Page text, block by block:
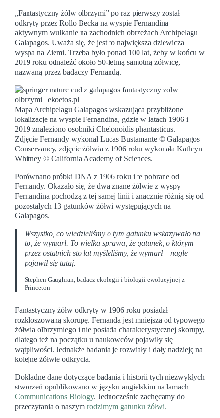
„Fantastyczny żółw olbrzymi” po raz pierwszy został
odkryty przez Rollo Becka na wyspie Fernandina –
aktywnym wulkanie na zachodnich obrzeżach Archipelagu
Galapagos. Uważa się, że jest to największa dziewicza
wyspa na Ziemi. Trzeba było ponad 100 lat, żeby w końcu w
2019 roku odnaleźć około 50-letnią samotną żółwicę,
nazwaną przez badaczy Fernandą.
Mapa Archipelagu Galapagos wskazująca przybliżone
lokalizacje na wyspie Fernandina, gdzie w latach 1906 i
2019 znaleziono osobniki Chelonoidis phantasticus.
Zdjęcie Fernandy wykonał Lucas Bustamante © Galapagos
Conservancy, zdjęcie żółwia z 1906 roku wykonała Kathryn
Whitney © California Academy of Sciences.
Porównano próbki DNA z 1906 roku i te pobrane od
Fernandy. Okazało się, że dwa znane żółwie z wyspy
Fernandina pochodzą z tej samej linii i znacznie różnią się od
pozostałych 13 gatunków żółwi występujących na
Galapagos.
Wszystko, co wiedzieliśmy o tym gatunku wskazywało na
to, że wymarł. To wielka sprawa, że gatunek, o którym
przez ostatnich sto lat myśleliśmy, że wymarł – nagle
pojawił się tutaj.
Stephen Gaughran, badacz ekologii i biologii ewolucyjnej z
Princeton
Fantastyczny żółw odkryty w 1906 roku posiadał
rozkloszowaną skorupę. Fernanda jest mniejsza od typowego
żółwia olbrzymiego i nie posiada charakterystycznej skorupy,
dlatego też na początku u naukowców pojawiły się
wątpliwości. Jednakże badania je rozwiały i dały nadzieję na
kolejne żółwie odkrycia.
Dokładne dane dotyczące badania i historii tych niezwykłych
stworzeń opublikowano w języku angielskim na łamach
Communications Biology. Jednocześnie zachęcamy do
przeczytania o naszym rodzimym gatunku żółwi.